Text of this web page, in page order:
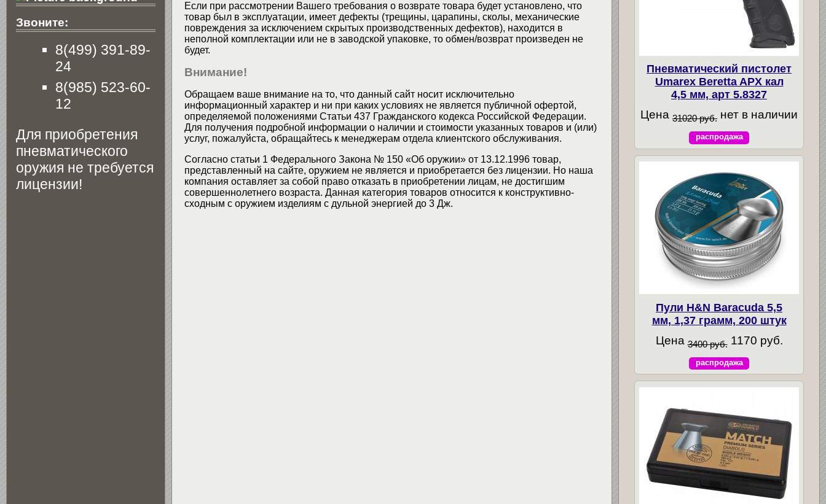
Если при рассмотрении Вашего требования о возврате товара будет установлено, что
товар был в эксплуатации, имеет дефекты (трещины, царапины, сколы, механические
повреждения за исключением скрытых производственных дефектов), находится в
неполной комплектации или не в заводской упаковке, то обмен/возврат произведен не
будет.
Внимание!
Обращаем ваше внимание на то, что данный сайт носит исключительно
информационный характер и ни при каких условиях не является публичной офертой,
определяемой положениями Статьи 437 Гражданского кодекса Российской Федерации.
Для получения подробной информации о наличии и стоимости указанных товаров и (или)
услуг, пожалуйста, обращайтесь к менеджерам отдела клиентского обслуживания.
Согласно статьи 1 Федерального Закона № 150 «Об оружии» от 13.12.1996 товар,
представленный на сайте, оружием не является и приобретается без лицензии. Но наша
компания оставляет за собой право отказать в приобретении лицам, не достигшим
совершеннолетнего возраста. Данная категория товаров относится к конструктивно-
сходным с оружием изделиям с дульной энергией до 3 Дж.
Звоните:
8(499) 391-89-
24
8(985) 523-60-
12
Для приобретения
пневматического
оружия не требуется
лицензии!
Пневматический пистолет
Umarex Beretta APX кал
4,5 мм, арт 5.8327
Цена31020 руб. нет в наличии
распродажа
Пули H&N Baracuda 5,5
мм, 1,37 грамм, 200 штук
Цена 3400 руб. 1170 руб.
распродажа